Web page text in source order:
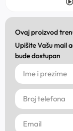
Ovaj proizvod
Upišite Vašu mail
bude dostupan